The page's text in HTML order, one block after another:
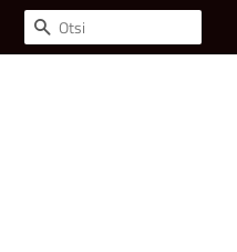
Otsi